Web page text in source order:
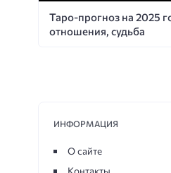
Таро-прогноз на 2025
отношения, судьба
ИНФОРМАЦИЯ
О сайте
Контакты